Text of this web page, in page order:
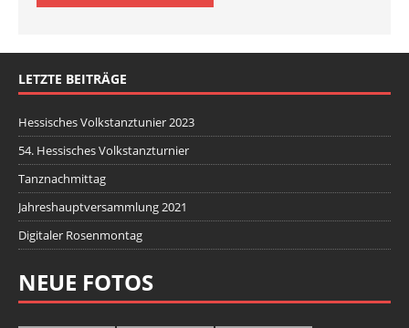
LETZTE BEITRÄGE
Hessisches Volkstanztunier 2023
54. Hessisches Volkstanzturnier
Tanznachmittag
Jahreshauptversammlung 2021
Digitaler Rosenmontag
NEUE FOTOS